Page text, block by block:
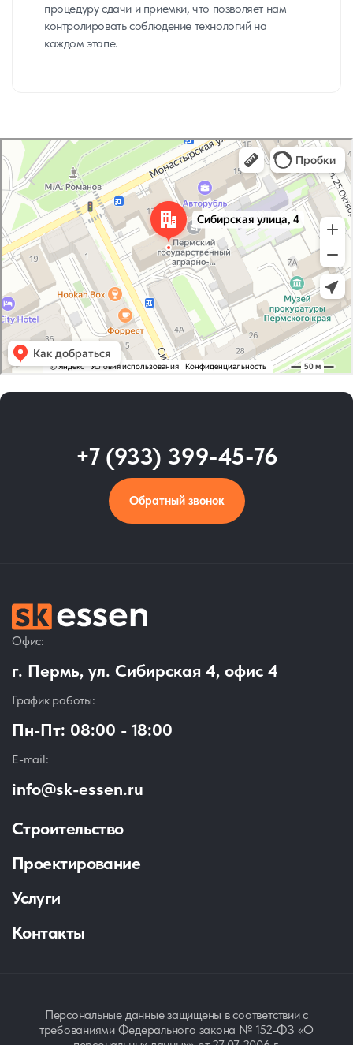
процедуру сдачи и приемки, что позволяет нам
контролировать соблюдение технологий на
каждом этапе.
+7 (933) 399-45-76
Обратный звонок
Офис:
г. Пермь, ул. Сибирская 4, офис 4
График работы:
Пн-Пт: 08:00 - 18:00
E-mail:
info@sk-essen.ru
Строительство
Проектирование
Услуги
Контакты
Персональные данные защищены в соответствии с
требованиями Федерального закона № 152-ФЗ «О